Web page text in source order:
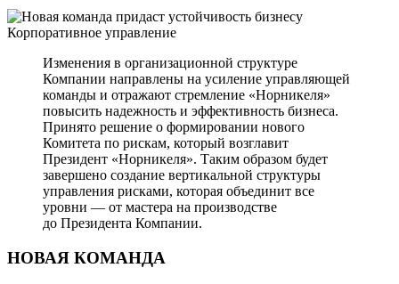
Корпоративное управление
Изменения в организационной структуре
Компании направлены на усиление управляющей
команды и отражают стремление «Норникеля»
повысить надежность и эффективность бизнеса.
Принято решение о формировании нового
Комитета по рискам, который возглавит
Президент «Норникеля». Таким образом будет
завершено создание вертикальной структуры
управления рисками, которая объединит все
уровни — от мастера на производстве
до Президента Компании.
НОВАЯ КОМАНДА